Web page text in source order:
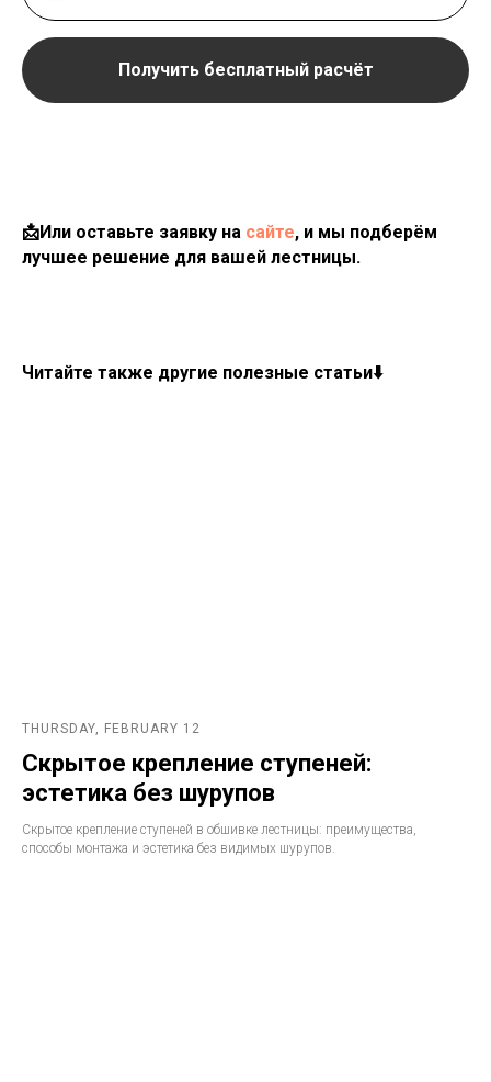
Получить бесплатный расчёт
📩Или оставьте заявку на сайте, и мы подберём
лучшее решение для вашей лестницы.
Читайте также другие полезные статьи⬇️
THURSDAY, FEBRUARY 12
Скрытое крепление ступеней:
эстетика без шурупов
Скрытое крепление ступеней в обшивке лестницы: преимущества,
способы монтажа и эстетика без видимых шурупов.